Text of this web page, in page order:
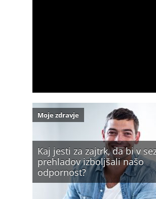
Kaj jesti za zajtrk, da bi v
prehladov izboljšali našo
odpornost?
Moje zdravje